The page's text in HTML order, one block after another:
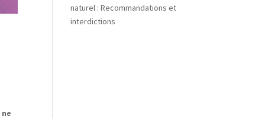
naturel : Recommandations et
interdictions